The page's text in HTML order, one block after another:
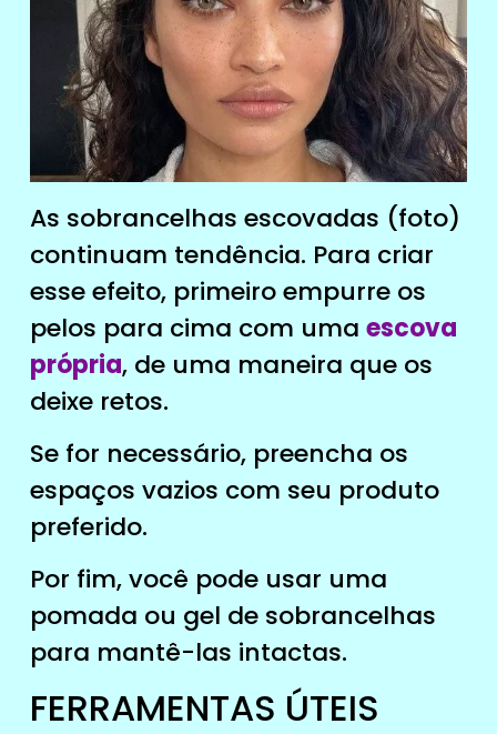
As sobrancelhas escovadas (foto)
continuam tendência. Para criar
esse efeito, primeiro empurre os
pelos para cima com uma escova
própria, de uma maneira que os
deixe retos.
Se for necessário, preencha os
espaços vazios com seu produto
preferido.
Por fim, você pode usar uma
pomada ou gel de sobrancelhas
para mantê-las intactas.
FERRAMENTAS ÚTEIS